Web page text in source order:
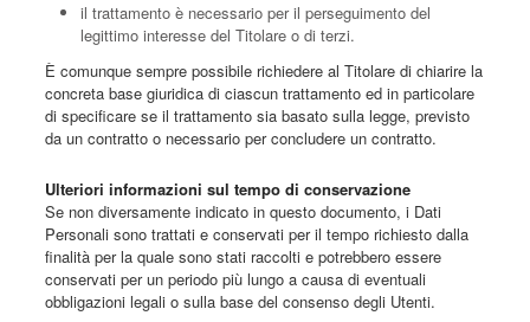
il trattamento è necessario per il perseguimento del
legittimo interesse del Titolare o di terzi.
È comunque sempre possibile richiedere al Titolare di chiarire la
concreta base giuridica di ciascun trattamento ed in particolare
di specificare se il trattamento sia basato sulla legge, previsto
da un contratto o necessario per concludere un contratto.
Ulteriori informazioni sul tempo di conservazione
Se non diversamente indicato in questo documento, i Dati
Personali sono trattati e conservati per il tempo richiesto dalla
finalità per la quale sono stati raccolti e potrebbero essere
conservati per un periodo più lungo a causa di eventuali
obbligazioni legali o sulla base del consenso degli Utenti.